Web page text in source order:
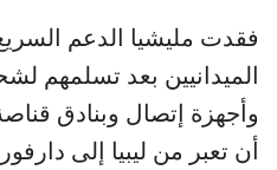
فقدت مليشيا الدعم
الميدانيين بعد تسلمهم
وأجهزة إتصال وبنادق
أن تعبر من ليبيا إلى